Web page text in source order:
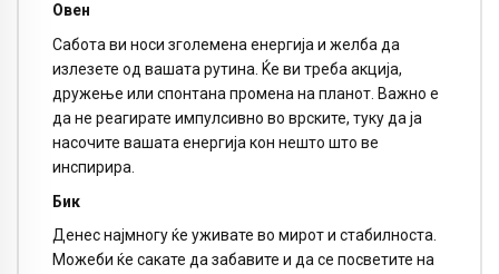
Овен
Сабота ви носи зголемена енергија и желба да
излезете од вашата рутина. Ќе ви треба акција,
дружење или спонтана промена на планот. Важно е
да не реагирате импулсивно во врските, туку да ја
насочите вашата енергија кон нешто што ве
инспирира.
Бик
Денес најмногу ќе уживате во мирот и стабилноста.
Можеби ќе сакате да забавите и да се посветите на